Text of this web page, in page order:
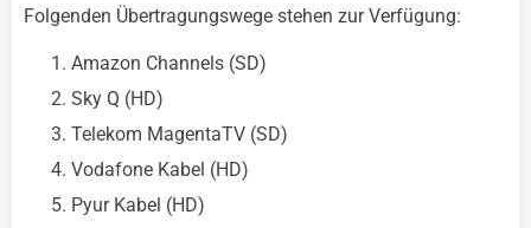
Folgenden Übertragungswege stehen zur Verfügung:
Amazon Channels (SD)
Sky Q (HD)
Telekom MagentaTV (SD)
Vodafone Kabel (HD)
Pyur Kabel (HD)